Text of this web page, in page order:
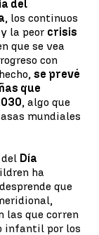
del
, los continuos
y la peor crisis
que se vea
con
se prevé
que
, algo que
mundiales
Día
ha
que
las que corren
infantil por los